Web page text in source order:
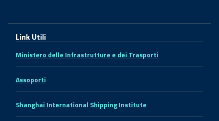
Link Utili
Ministero delle Infrastrutture e dei Trasporti
Assoporti
Shanghai International Shipping Institute